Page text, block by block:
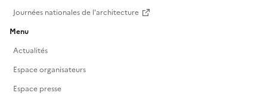
Journées nationales de l'architecture
Menu
Actualités
Espace organisateurs
Espace presse